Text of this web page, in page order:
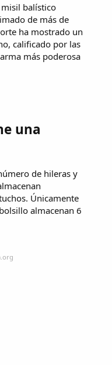
balístico
de más de
ha mostrado un
calificado por las
más poderosa
una
de hileras y
Únicamente
almacenan 6